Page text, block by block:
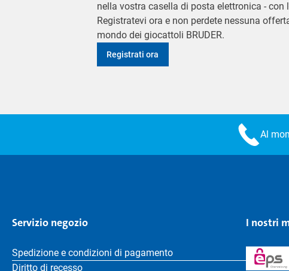
nella vostra casella di posta elettronica - con
Registratevi ora e non perdete nessuna
mondo dei giocattoli BRUDER.
Registrati ora
Al
Servizio negozio
Spedizione e condizioni di pagamento
Diritto di recesso
I nostri